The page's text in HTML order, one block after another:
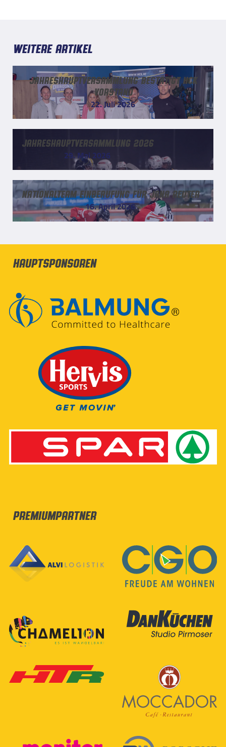
Weitere Artikel
Jahreshauptversammlung bestätigt HCK
Vorstand
22. Juli 2026
Jahreshauptversammlung 2026
29. Mai 2026
Nationalteam Einberufung für Jana Reuter
16. April 2026
Hauptsponsoren
Premiumpartner